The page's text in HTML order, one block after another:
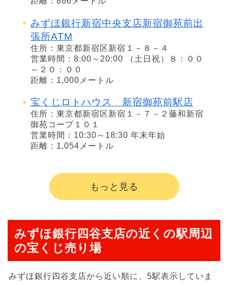
みずほ銀行新宿中央支店新宿御苑前出
張所ATM
住所：東京都新宿区新宿１－８－４
営業時間：8:00～20:00 （土日祝）８：００
～２０：００
距離：1,000メートル
宝くじロトハウス 新宿御苑前駅店
住所：東京都新宿区新宿１－７－２藤和新宿
御苑コープ１０１
営業時間：10:30～18:30 年末年始
距離：1,054メートル
もっと見る
みずほ銀行四谷支店の近くの駅周辺
の宝くじ売り場
みずほ銀行四谷支店から近い順に、5駅表示していま